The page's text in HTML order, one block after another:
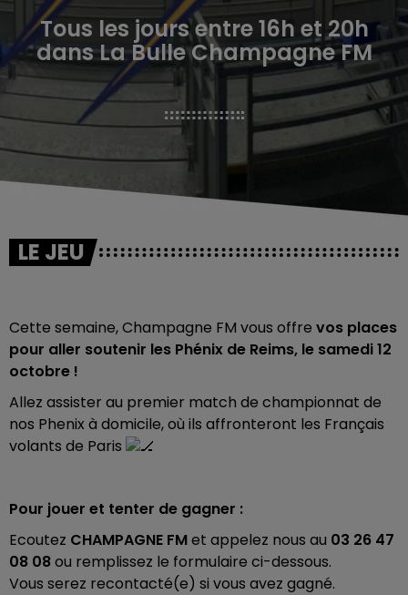
Tous les jours entre 16h et 20h
dans La Bulle Champagne FM
LE JEU
Cette semaine, Champagne FM vous offre vos places
pour aller soutenir les Phénix de Reims, le samedi 12
octobre !
Allez assister au premier match de championnat de
nos Phenix à domicile, où ils affronteront les Français
volants de Paris
Pour jouer et tenter de gagner :
Ecoutez CHAMPAGNE FMet appelez nous au 03 26 47
08 08ou remplissez le formulaire ci-dessous.
Vous serez recontacté(e) si vous avez gagné.